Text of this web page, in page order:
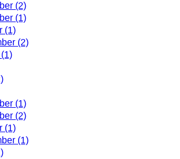
(2)
(1)
(1)
(2)
(1)
(2)
(1)
(1)